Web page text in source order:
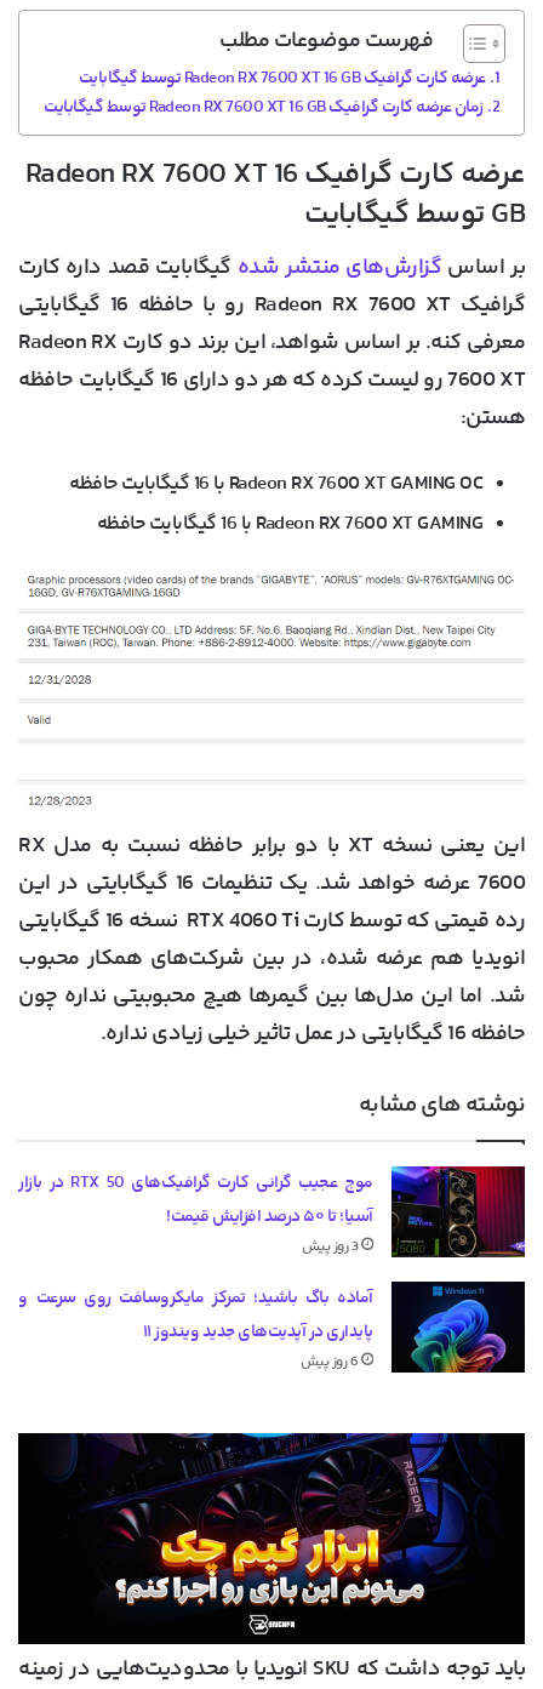
فهرست موضوعات مطلب
عرضه کارت گرافیک Radeon RX 7600 XT 16 GB توسط گیگابایت
زمان عرضه کارت گرافیک Radeon RX 7600 XT 16 GB توسط گیگابایت
عرضه کارت گرافیک Radeon RX 7600 XT 16
GB توسط گیگابایت
بر اساس گزارش‌های منتشر شده گیگابایت قصد داره کارت
گرافیک Radeon RX 7600 XT رو با حافظه 16 گیگابایتی
معرفی کنه. بر اساس شواهد، این برند دو کارت Radeon RX
7600 XT رو لیست کرده که هر دو دارای 16 گیگابایت حافظه
هستن:
Radeon RX 7600 XT GAMING OC با 16 گیگابایت حافظه
Radeon RX 7600 XT GAMING با 16 گیگابایت حافظه
این یعنی نسخه XT با دو برابر حافظه نسبت به مدل RX
7600 عرضه خواهد شد. یک تنظیمات 16 گیگابایتی در این
رده قیمتی که توسط کارت RTX 4060 Ti نسخه 16 گیگابایتی
انویدیا هم عرضه شده، در بین شرکت‌های همکار محبوب
شد. اما این مدل‌ها بین گیمرها هیچ محبوبیتی نداره چون
حافظه 16 گیگابایتی در عمل تاثیر خیلی زیادی نداره.
نوشته های مشابه
موج عجیب گرانی کارت گرافیک‌های RTX 50 در بازار
آسیا؛ تا ۵۰ درصد افزایش قیمت!
3 روز پیش
آماده باگ باشید؛ تمرکز مایکروسافت روی سرعت و
پایداری در آپدیت‌های جدید ویندوز ۱۱
6 روز پیش
باید توجه داشت که SKU انویدیا با محدودیت‌هایی در زمینه